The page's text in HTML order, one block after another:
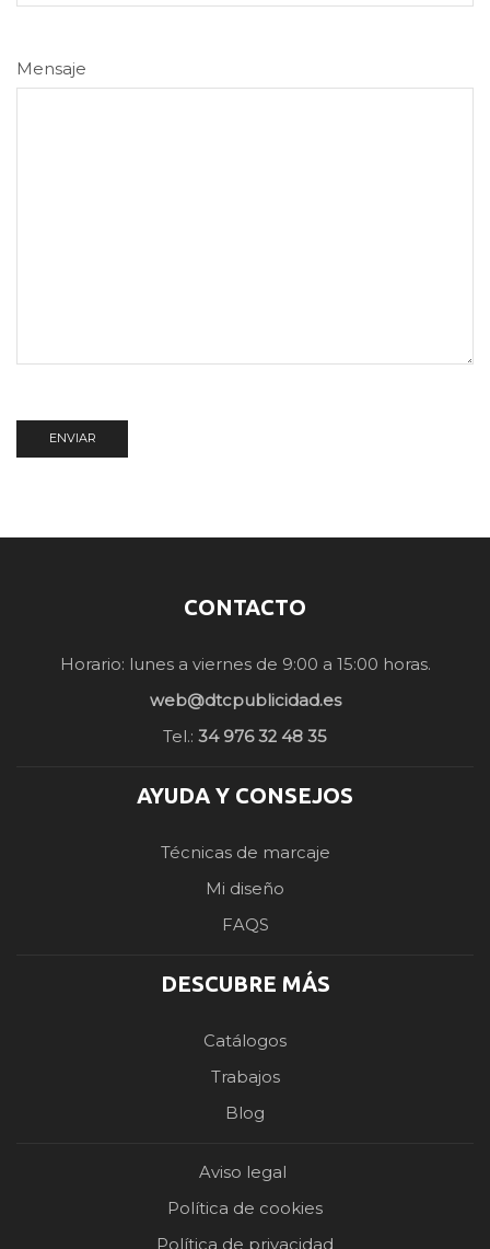
Mensaje
CONTACTO
Horario: lunes a viernes de 9:00 a 15:00 horas.
web@dtcpublicidad.es
Tel.: 34 976 32 48 35
AYUDA Y CONSEJOS
Técnicas de marcaje
Mi diseño
FAQS
DESCUBRE MÁS
Catálogos
Trabajos
Blog
Aviso legal
Política de cookies
Política de privacidad